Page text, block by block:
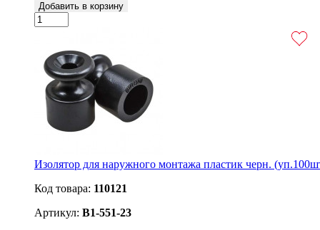
Добавить в корзину
Изолятор для наружного монтажа пластик черн.
Код товара: 110121
Артикул: B1-551-23